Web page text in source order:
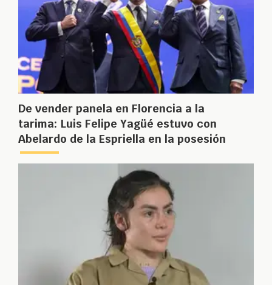
De vender panela en Florencia a la
tarima: Luis Felipe Yagüé estuvo con
Abelardo de la Espriella en la posesión